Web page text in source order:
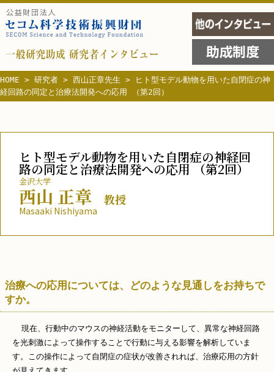
HOME > 研究者 > 西山正章先生 > ヒト型モデル動物を用いた自閉症の神
経回路の同定と治療法開発への応用 （第2回）
ヒト型モデル動物を用いた自閉症の神経回
路の同定と治療法開発への応用（第2回）
金沢大学
西山 正章 教授
Masaaki Nishiyama
治療への応用については、どのような見通しをお持ちで
すか。
現在、行動中のマウスの神経活動をモニターして、異常な神経回路
を光刺激によって操作することで行動に与える影響を解析していま
す。この操作によって自閉症の症状が改善されれば、治療応用の方針